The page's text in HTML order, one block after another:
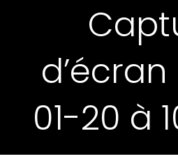
01-20 à